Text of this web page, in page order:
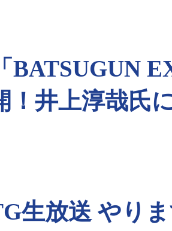
BATSUGUN
！井上淳哉氏
生放送 やり